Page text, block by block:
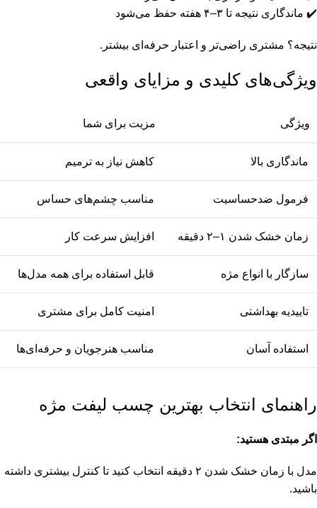
✔️ ماندگاری نتیجه تا ۳–۴ هفته حفظ می‌شود
نتیجه؟ مشتری راضی‌تر و اعتبار حرفه‌ای بیشتر.
ویژگی‌های کلیدی و مزایای واقعی
ویژگی مزیت برای شما
ماندگاری بالا کاهش نیاز به ترمیم
فرمول ضدحساسیت مناسب چشم‌های حساس
زمان خشک شدن ۱–۲ دقیقه افزایش سرعت کار
سازگار با انواع مژه قابل استفاده برای همه مدل‌ها
تاییدیه بهداشتی امنیت کامل برای مشتری
استفاده آسان مناسب هنرجویان و حرفه‌ای‌ها
راهنمای انتخاب بهترین چسب لیفت مژه
اگر مبتدی هستید:
مدل با زمان خشک شدن ۲ دقیقه انتخاب کنید تا کنترل بیشتری داشته
باشید.